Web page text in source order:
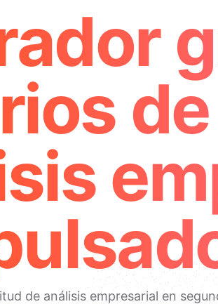
de análisis empresarial en